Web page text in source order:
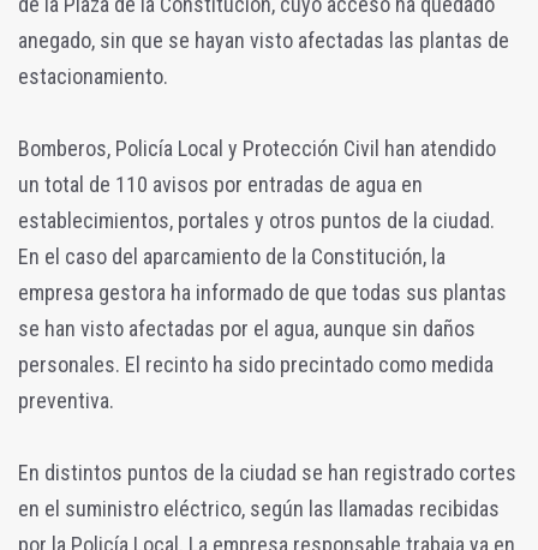
anegado, sin que se hayan visto afectadas las plantas de
estacionamiento.
Bomberos, Policía Local y Protección Civil han atendido
un total de 110 avisos por entradas de agua en
establecimientos, portales y otros puntos de la ciudad.
En el caso del aparcamiento de la Constitución, la
empresa gestora ha informado de que todas sus plantas
se han visto afectadas por el agua, aunque sin daños
personales. El recinto ha sido precintado como medida
preventiva.
En distintos puntos de la ciudad se han registrado cortes
en el suministro eléctrico, según las llamadas recibidas
por la Policía Local. La empresa responsable trabaja ya en